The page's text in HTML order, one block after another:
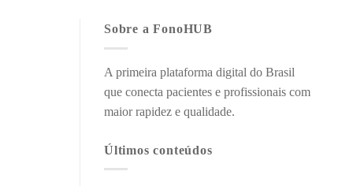
Sobre a FonoHUB
A primeira plataforma digital do Brasil
que conecta pacientes e profissionais com
maior rapidez e qualidade.
Últimos conteúdos